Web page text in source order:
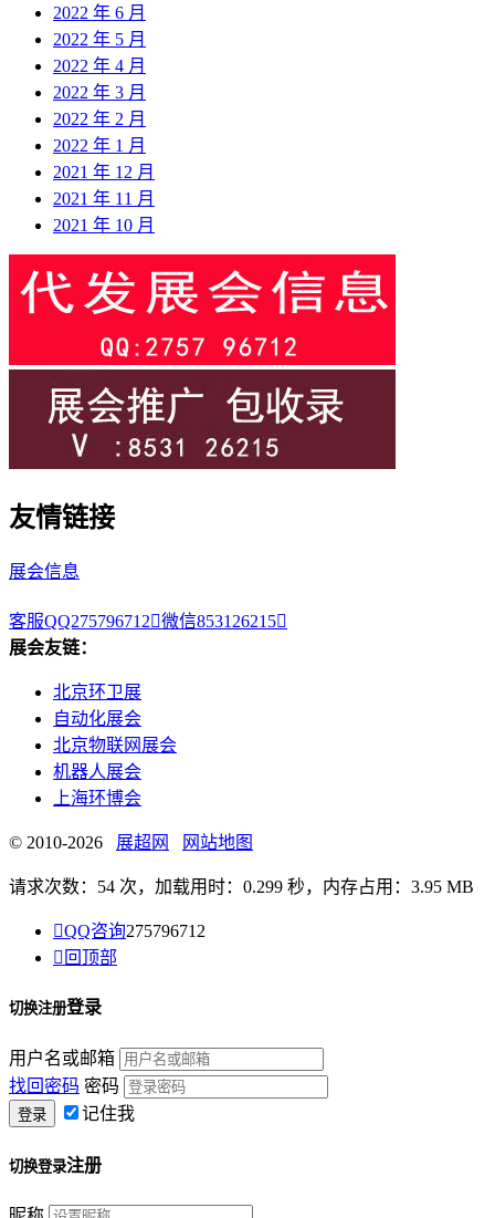
2022 年 6 月
2022 年 5 月
2022 年 4 月
2022 年 3 月
2022 年 2 月
2022 年 1 月
2021 年 12 月
2021 年 11 月
2021 年 10 月
友情链接
展会信息
客服QQ275796712微信853126215
展会友链：
北京环卫展
自动化展会
北京物联网展会
机器人展会
上海环博会
© 2010-2026 展超网 网站地图
请求次数：54 次，加载用时：0.299 秒，内存占用：3.95 MB
QQ咨询275796712
 回顶部
切换注册登录
用户名或邮箱
找回密码 密码
记住我
切换登录注册